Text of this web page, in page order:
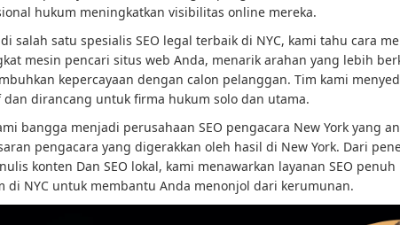
hukum meningkatkan visibilitas online mereka.
salah satu spesialis SEO legal terbaik di NYC, kami tahu cara
mesin pencari situs web Anda, menarik arahan yang lebih
kepercayaan dengan calon pelanggan. Tim kami
dan dirancang untuk firma hukum solo dan utama.
bangga menjadi perusahaan SEO pengacara New York yang
pengacara yang digerakkan oleh hasil di New York. Dari
konten Dan SEO lokal, kami menawarkan layanan SEO
di NYC untuk membantu Anda menonjol dari kerumunan.